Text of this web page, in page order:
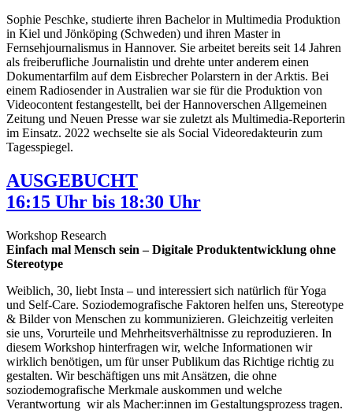
Sophie Peschke, studierte ihren Bachelor in Multimedia Produktion
in Kiel und Jönköping (Schweden) und ihren Master in
Fernsehjournalismus in Hannover. Sie arbeitet bereits seit 14 Jahren
als freiberufliche Journalistin und drehte unter anderem einen
Dokumentarfilm auf dem Eisbrecher Polarstern in der Arktis. Bei
einem Radiosender in Australien war sie für die Produktion von
Videocontent festangestellt, bei der Hannoverschen Allgemeinen
Zeitung und Neuen Presse war sie zuletzt als Multimedia-Reporterin
im Einsatz. 2022 wechselte sie als Social Videoredakteurin zum
Tagesspiegel.
AUSGEBUCHT
16:15 Uhr bis 18:30 Uhr
Workshop Research
Einfach mal Mensch sein – Digitale Produktentwicklung ohne
Stereotype
Weiblich, 30, liebt Insta – und interessiert sich natürlich für Yoga
und Self-Care. Soziodemografische Faktoren helfen uns, Stereotype
& Bilder von Menschen zu kommunizieren. Gleichzeitig verleiten
sie uns, Vorurteile und Mehrheitsverhältnisse zu reproduzieren. In
diesem Workshop hinterfragen wir, welche Informationen wir
wirklich benötigen, um für unser Publikum das Richtige richtig zu
gestalten. Wir beschäftigen uns mit Ansätzen, die ohne
soziodemografische Merkmale auskommen und welche
Verantwortung wir als Macher:innen im Gestaltungsprozess tragen.